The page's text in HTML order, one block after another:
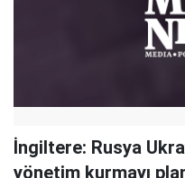
İngiltere: Rusya
yönetim kurmayı